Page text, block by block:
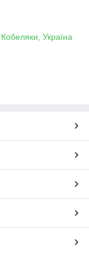
Україна